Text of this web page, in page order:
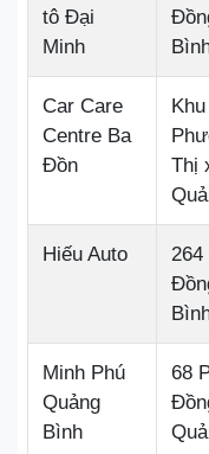
tô Đại
Minh
Car Care
Centre Ba
Đồn
Thị
Hiếu Auto
264
Minh Phú
Quảng
Bình
68